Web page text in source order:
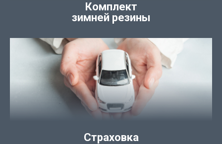
Комплект
зимней резины
Страховка